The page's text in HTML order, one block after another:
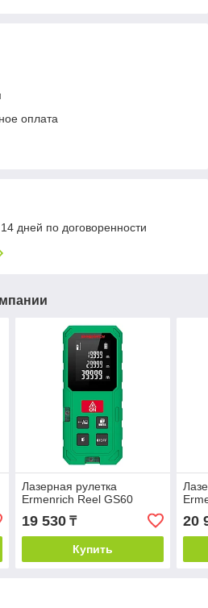
оплата
дней по договоренности
Лазерная рулетка
Ermenrich Reel GS60
19 530₸
Купить
20